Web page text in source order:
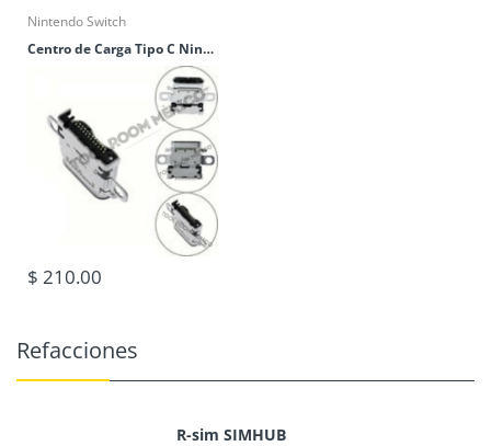
Nintendo Switch
Centro de Carga Tipo C Nintendo Switch
$ 210.00
Refacciones
R-sim SIMHUB